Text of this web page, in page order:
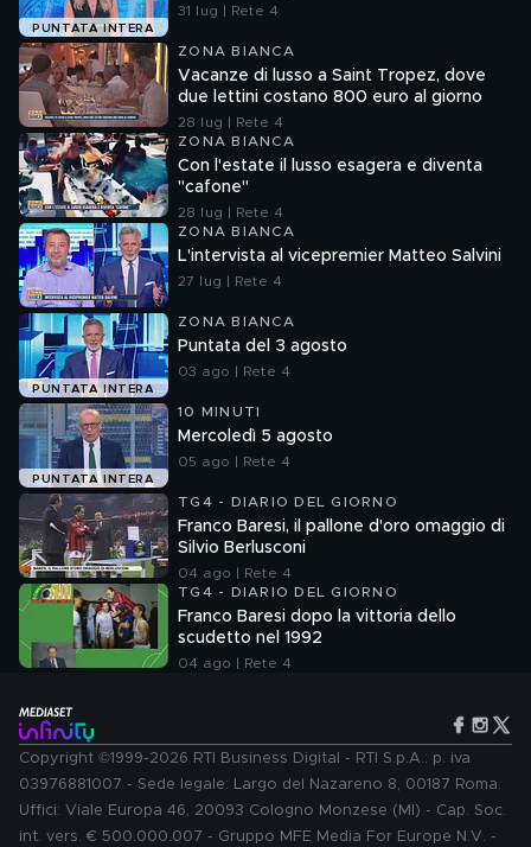
PUNTATA INTERA
31 lug | Rete 4
ZONA BIANCA
Vacanze di lusso a Saint Tropez, dove
due lettini costano 800 euro al giorno
28 lug | Rete 4
ZONA BIANCA
Con l'estate il lusso esagera e diventa
"cafone"
28 lug | Rete 4
ZONA BIANCA
L'intervista al vicepremier Matteo Salvini
27 lug | Rete 4
PUNTATA INTERA
ZONA BIANCA
Puntata del 3 agosto
03 ago | Rete 4
PUNTATA INTERA
10 MINUTI
Mercoledì 5 agosto
05 ago | Rete 4
TG4 - DIARIO DEL GIORNO
Franco Baresi, il pallone d'oro omaggio di
Silvio Berlusconi
04 ago | Rete 4
TG4 - DIARIO DEL GIORNO
Franco Baresi dopo la vittoria dello
scudetto nel 1992
04 ago | Rete 4
Copyright ©1999-2026 RTI Business Digital - RTI S.p.A.: p. iva
03976881007 - Sede legale: Largo del Nazareno 8, 00187 Roma.
Uffici: Viale Europa 46, 20093 Cologno Monzese (MI) - Cap. Soc.
int. vers. € 500.000.007 - Gruppo MFE Media For Europe N.V. -